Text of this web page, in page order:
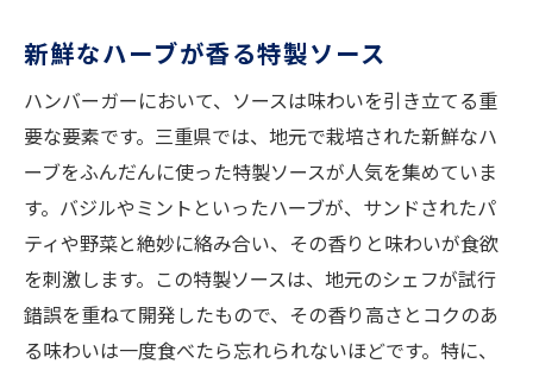
新鮮なハーブが香る特製ソース
ハンバーガーにおいて、ソースは味わいを引き立てる重
要な要素です。三重県では、地元で栽培された新鮮なハ
ーブをふんだんに使った特製ソースが人気を集めていま
す。バジルやミントといったハーブが、サンドされたパ
ティや野菜と絶妙に絡み合い、その香りと味わいが食欲
を刺激します。この特製ソースは、地元のシェフが試行
錯誤を重ねて開発したもので、その香り高さとコクのあ
る味わいは一度食べたら忘れられないほどです。特に、